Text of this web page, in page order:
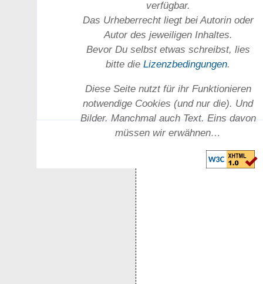
verfügbar.
Das Urheber­recht liegt bei Autorin oder
Autor des jeweiligen In­haltes.
Bevor Du selbst etwas schreibst, lies
bitte dieLizenz­bedingungen.
Diese Seite nutzt für ihr Funktionieren
notwendige Cookies (und nur die). Und
Bilder. Manchmal auch Text. Eins davon
müssen wir erwähnen…